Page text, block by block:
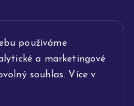
používáme
a marketingové
souhlas. Více v